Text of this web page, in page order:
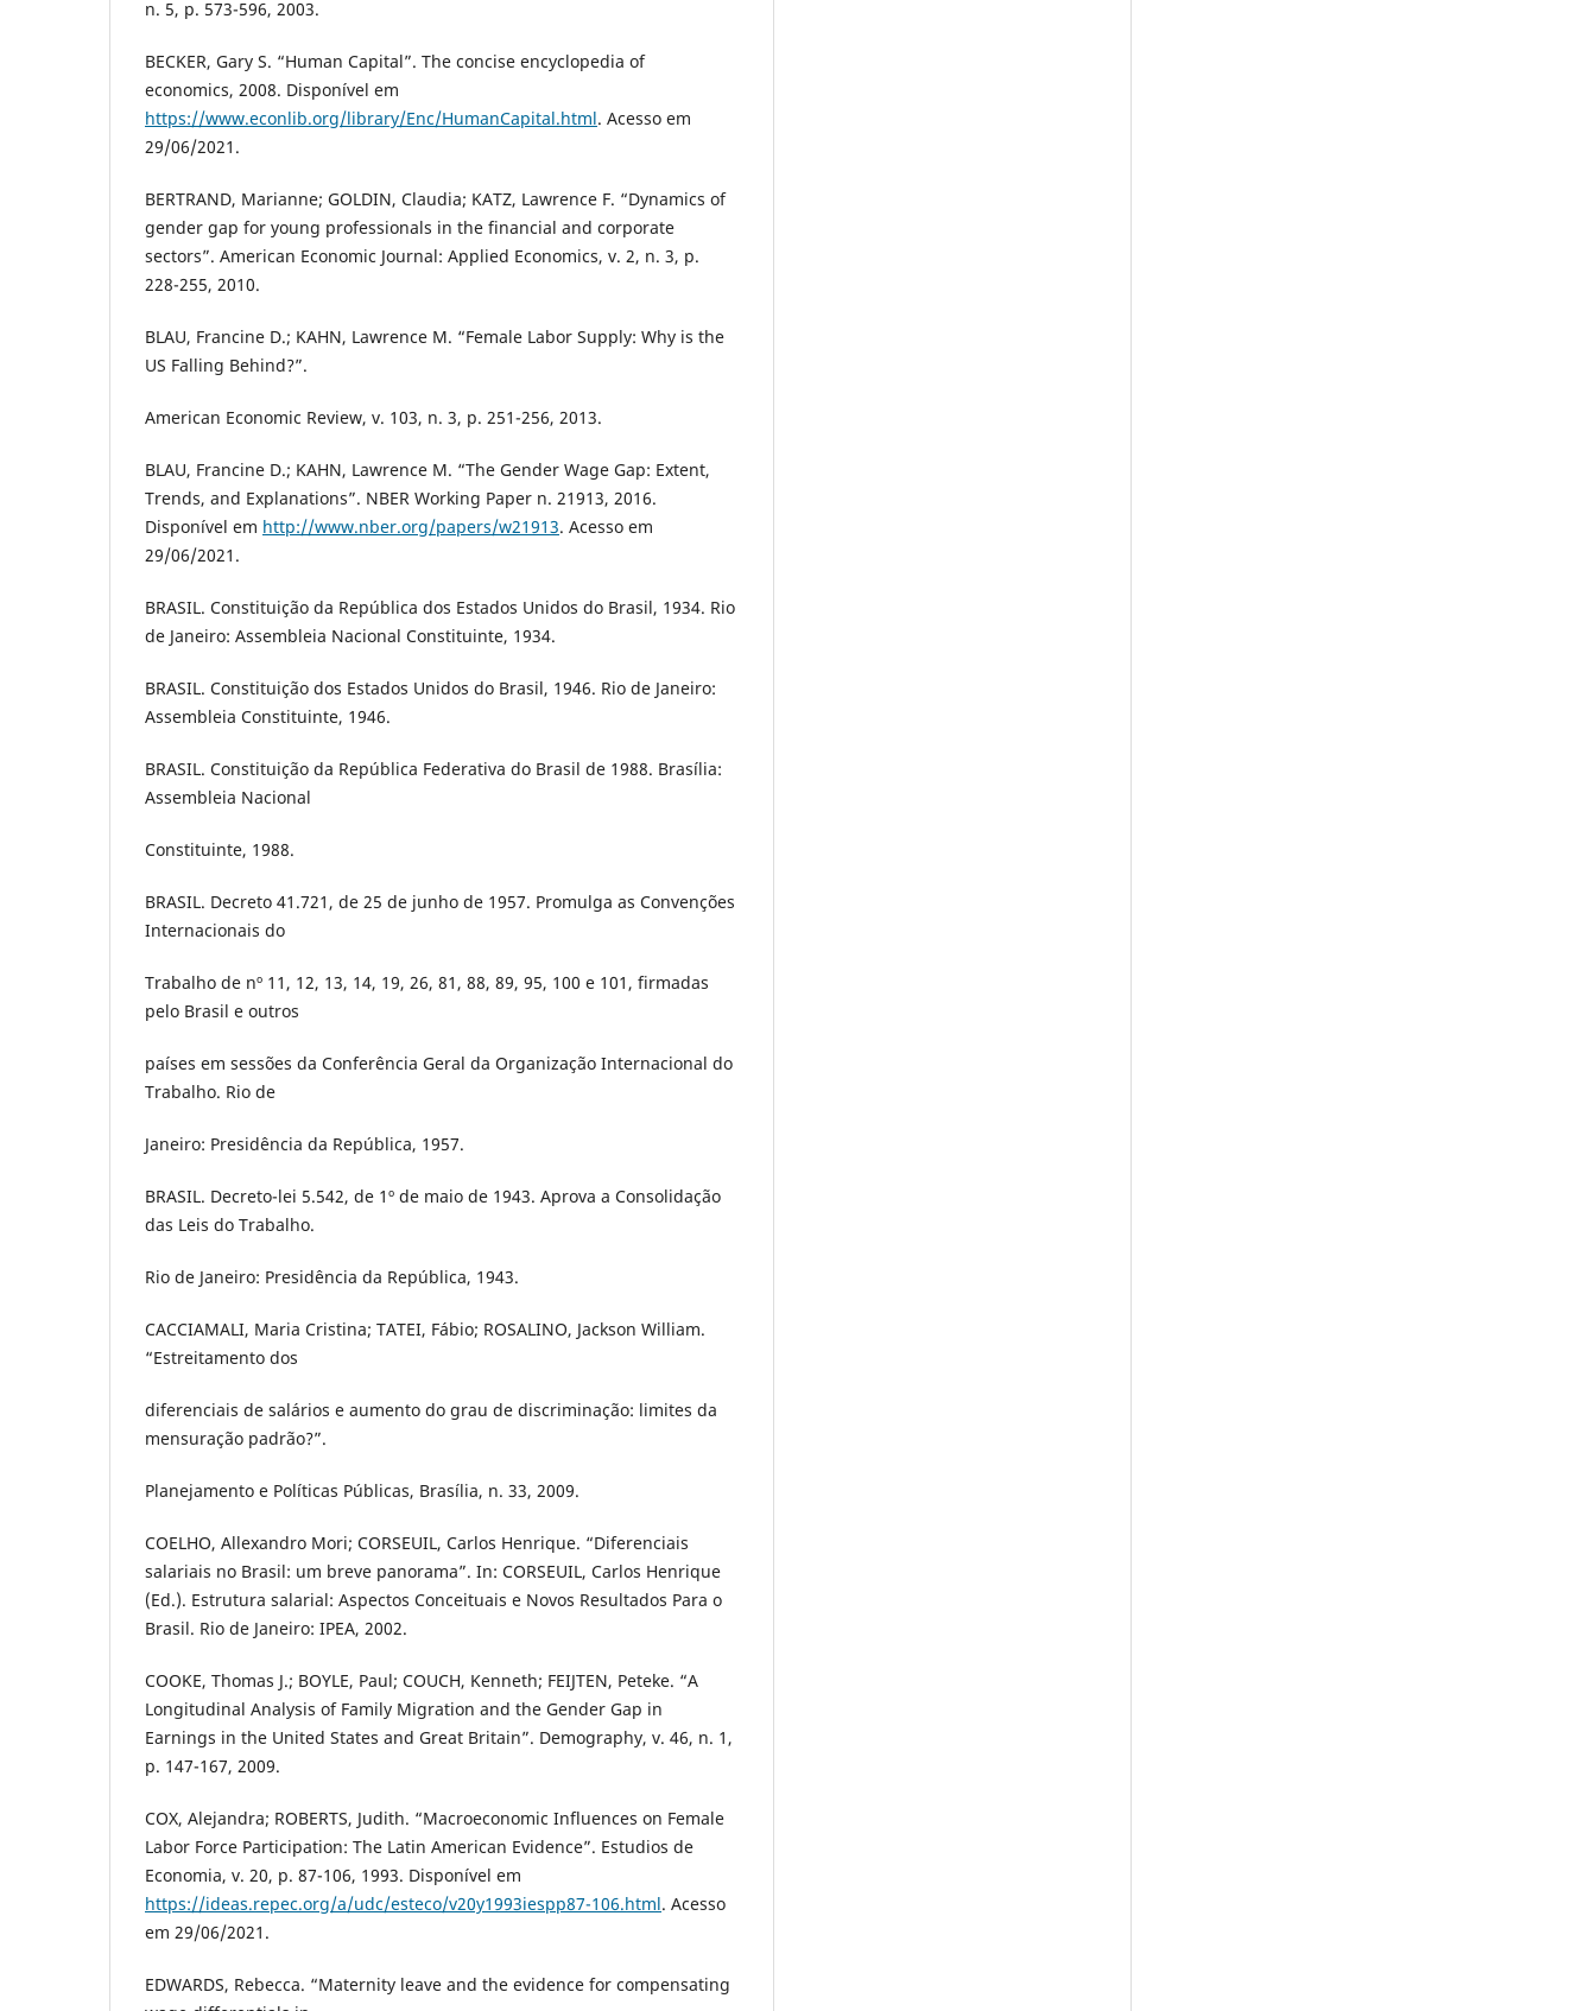
n. 5, p. 573-596, 2003.
BECKER, Gary S. “Human Capital”. The concise encyclopedia of
economics, 2008. Disponível em
https://www.econlib.org/library/Enc/HumanCapital.html. Acesso em
29/06/2021.
BERTRAND, Marianne; GOLDIN, Claudia; KATZ, Lawrence F. “Dynamics of
gender gap for young professionals in the financial and corporate
sectors”. American Economic Journal: Applied Economics, v. 2, n. 3, p.
228-255, 2010.
BLAU, Francine D.; KAHN, Lawrence M. “Female Labor Supply: Why is the
US Falling Behind?”.
American Economic Review, v. 103, n. 3, p. 251-256, 2013.
BLAU, Francine D.; KAHN, Lawrence M. “The Gender Wage Gap: Extent,
Trends, and Explanations”. NBER Working Paper n. 21913, 2016.
Disponível em http://www.nber.org/papers/w21913. Acesso em
29/06/2021.
BRASIL. Constituição da República dos Estados Unidos do Brasil, 1934. Rio
de Janeiro: Assembleia Nacional Constituinte, 1934.
BRASIL. Constituição dos Estados Unidos do Brasil, 1946. Rio de Janeiro:
Assembleia Constituinte, 1946.
BRASIL. Constituição da República Federativa do Brasil de 1988. Brasília:
Assembleia Nacional
Constituinte, 1988.
BRASIL. Decreto 41.721, de 25 de junho de 1957. Promulga as Convenções
Internacionais do
Trabalho de nº 11, 12, 13, 14, 19, 26, 81, 88, 89, 95, 100 e 101, firmadas
pelo Brasil e outros
países em sessões da Conferência Geral da Organização Internacional do
Trabalho. Rio de
Janeiro: Presidência da República, 1957.
BRASIL. Decreto-lei 5.542, de 1º de maio de 1943. Aprova a Consolidação
das Leis do Trabalho.
Rio de Janeiro: Presidência da República, 1943.
CACCIAMALI, Maria Cristina; TATEI, Fábio; ROSALINO, Jackson William.
“Estreitamento dos
diferenciais de salários e aumento do grau de discriminação: limites da
mensuração padrão?”.
Planejamento e Políticas Públicas, Brasília, n. 33, 2009.
COELHO, Allexandro Mori; CORSEUIL, Carlos Henrique. “Diferenciais
salariais no Brasil: um breve panorama”. In: CORSEUIL, Carlos Henrique
(Ed.). Estrutura salarial: Aspectos Conceituais e Novos Resultados Para o
Brasil. Rio de Janeiro: IPEA, 2002.
COOKE, Thomas J.; BOYLE, Paul; COUCH, Kenneth; FEIJTEN, Peteke. “A
Longitudinal Analysis of Family Migration and the Gender Gap in
Earnings in the United States and Great Britain”. Demography, v. 46, n. 1,
p. 147-167, 2009.
COX, Alejandra; ROBERTS, Judith. “Macroeconomic Influences on Female
Labor Force Participation: The Latin American Evidence”. Estudios de
Economia, v. 20, p. 87-106, 1993. Disponível em
https://ideas.repec.org/a/udc/esteco/v20y1993iespp87-106.html. Acesso
em 29/06/2021.
EDWARDS, Rebecca. “Maternity leave and the evidence for compensating